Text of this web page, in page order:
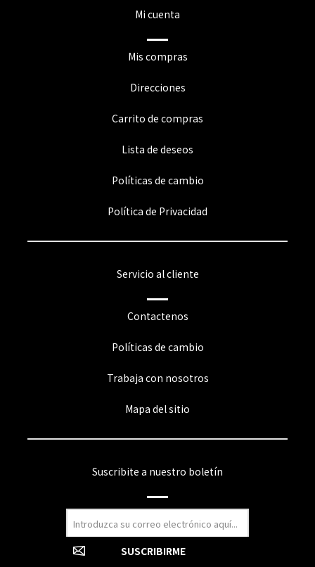
Mi cuenta
Mis compras
Direcciones
Carrito de compras
Lista de deseos
Políticas de cambio
Política de Privacidad
Servicio al cliente
Contactenos
Políticas de cambio
Trabaja con nosotros
Mapa del sitio
Suscribite a nuestro boletín